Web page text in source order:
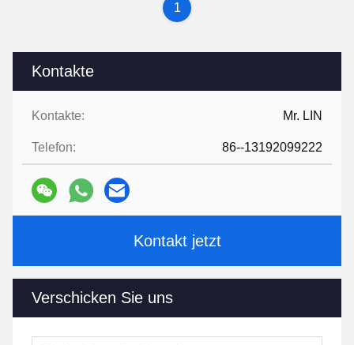
Kontakte
Kontakte: Mr. LIN
Telefon: 86--13192099222
Kontakt jetzt
Verschicken Sie uns
1